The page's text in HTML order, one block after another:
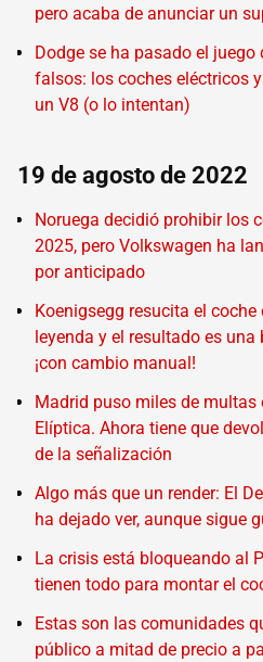
pero acaba de anunciar un
Dodge se ha pasado el
falsos: los coches eléctricos
un V8 (o lo intentan)
19 de agosto de 2022
Noruega decidió prohibir los
2025, pero Volkswagen ha
por anticipado
Koenigsegg resucita el
leyenda y el resultado es
¡con cambio manual!
Madrid puso miles de multas
Elíptica. Ahora tiene que
de la señalización
Algo más que un render: El
ha dejado ver, aunque sigue
La crisis está bloqueando al
tienen todo para montar el
Estas son las comunidades
público a mitad de precio a